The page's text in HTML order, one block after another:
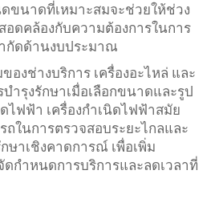
ขนาดที่เหมาะสมจะช่วยให้ช่วง
อดคล้องกับความต้องการในการ
กัดด้านงบประมาณ
งช่างบริการ เครื่องอะไหล่ และ
ำรุงรักษาเมื่อเลือกขนาดและรูป
ไฟฟ้า เครื่องกำเนิดไฟฟ้าสมัย
ในการตรวจสอบระยะไกลและ
ษาเชิงคาดการณ์ เพื่อเพิ่ม
กำหนดการบริการและลดเวลาที่